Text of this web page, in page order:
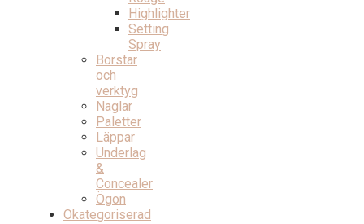
Highlighter
Setting
Spray
Borstar
och
verktyg
Naglar
Paletter
Läppar
Underlag
&
Concealer
Ögon
Okategoriserad